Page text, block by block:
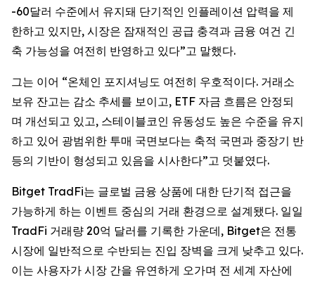
-60달러 수준에서 유지돼 단기적인 인플레이션 압력을 제
한하고 있지만, 시장은 잠재적인 공급 충격과 금융 여건 긴
축 가능성을 여전히 반영하고 있다”고 말했다.
그는 이어 “온체인 포지셔닝도 여전히 우호적이다. 거래소
보유 잔고는 감소 추세를 보이고, ETF 자금 흐름은 안정되
며 개선되고 있고, 스테이블코인 유동성도 높은 수준을 유지
하고 있어 광범위한 투매 국면보다는 축적 국면과 중장기 반
등의 기반이 형성되고 있음을 시사한다”고 덧붙였다.
Bitget TradFi는 글로벌 금융 상품에 대한 단기적 접근을
가능하게 하는 이벤트 중심의 거래 환경으로 설계됐다. 일일
TradFi 거래량 20억 달러를 기록한 가운데, Bitget은 전통
시장에 일반적으로 수반되는 진입 장벽을 크게 낮추고 있다.
이는 사용자가 시장 간을 유연하게 오가며 전 세계 자산에